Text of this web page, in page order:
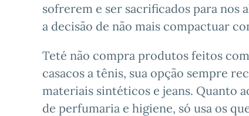
sofrerem e ser sacrificados para nos
a decisão de não mais compactuar
Teté não compra produtos feitos
casacos a tênis, sua opção sempre
materiais sintéticos e jeans. Quanto
de perfumaria e higiene, só usa os